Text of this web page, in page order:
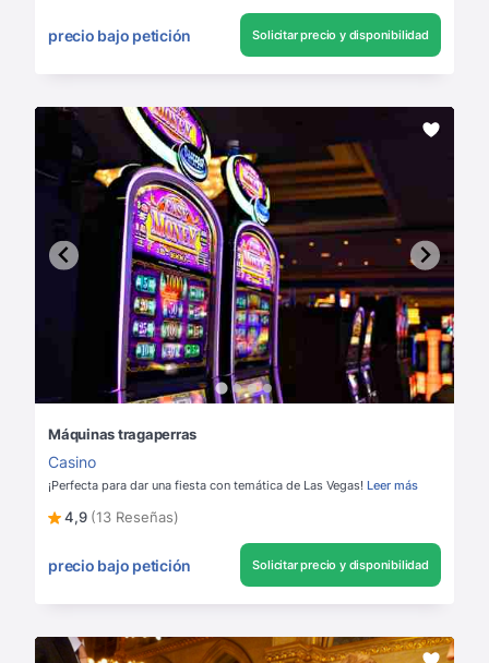
precio bajo petición Solicitar precio y disponibilidad
Máquinas tragaperras
Casino
¡Perfecta para dar una fiesta con temática de Las Vegas! Leer más
4,9 (13 Reseñas)
precio bajo petición Solicitar precio y disponibilidad